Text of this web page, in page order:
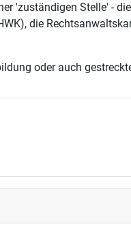
'zuständigen Stelle' -
die
oder auch